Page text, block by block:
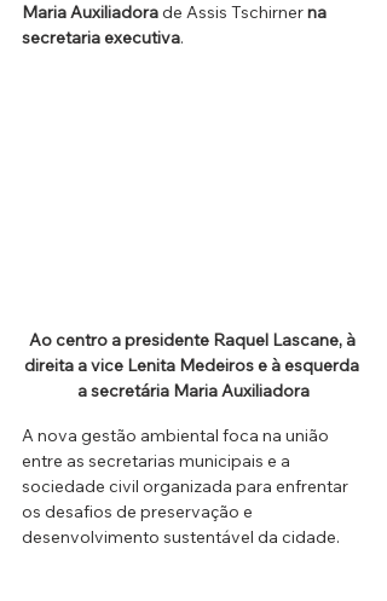
Maria Auxiliadora de Assis Tschirner na
secretaria executiva.
Ao centro a presidente Raquel Lascane, à
direita a vice Lenita Medeiros e à esquerda
a secretária Maria Auxiliadora
A nova gestão ambiental foca na união
entre as secretarias municipais e a
sociedade civil organizada para enfrentar
os desafios de preservação e
desenvolvimento sustentável da cidade.